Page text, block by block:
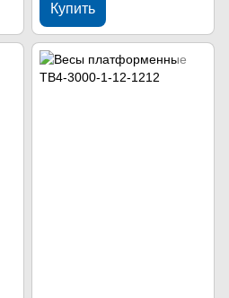
Купить